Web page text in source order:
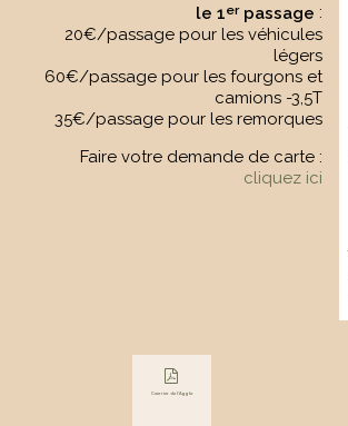
le 1erpassage :
20€/passage pour les véhicules
légers
60€/passage pour les fourgons et
camions -3,5T
35€/passage pour les remorques
Faire votre demande de carte :
cliquez ici
Courrier de l’Agglo